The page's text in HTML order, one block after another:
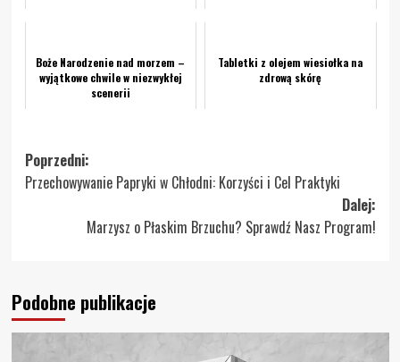
Boże Narodzenie nad morzem –
wyjątkowe chwile w niezwykłej
scenerii
Tabletki z olejem wiesiołka na
zdrową skórę
Zobacz
wpisy
Poprzedni:
Przechowywanie Papryki w Chłodni: Korzyści i Cel Praktyki
Dalej:
Marzysz o Płaskim Brzuchu? Sprawdź Nasz Program!
Podobne publikacje